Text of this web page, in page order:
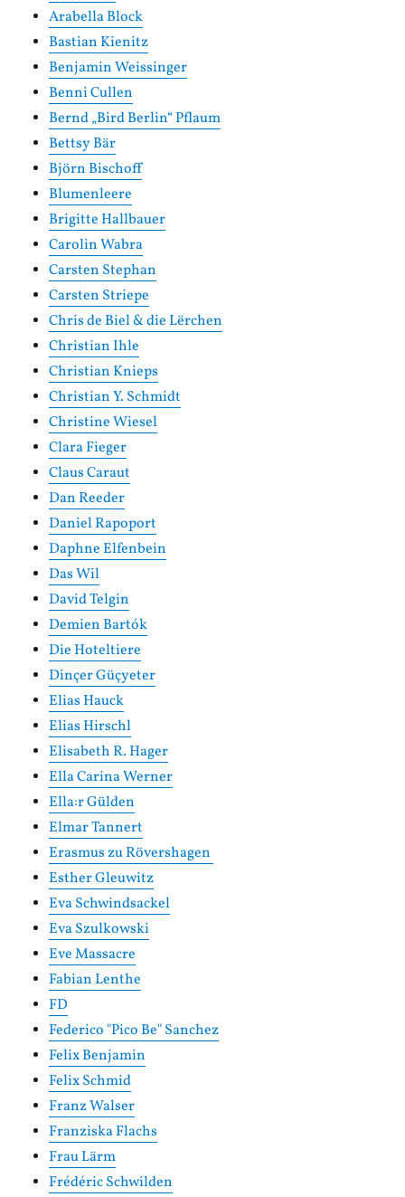
Arabella Block
Bastian Kienitz
Benjamin Weissinger
Benni Cullen
Bernd „Bird Berlin“ Pflaum
Bettsy Bär
Björn Bischoff
Blumenleere
Brigitte Hallbauer
Carolin Wabra
Carsten Stephan
Carsten Striepe
Chris de Biel & die Lërchen
Christian Ihle
Christian Knieps
Christian Y. Schmidt
Christine Wiesel
Clara Fieger
Claus Caraut
Dan Reeder
Daniel Rapoport
Daphne Elfenbein
Das Wil
David Telgin
Demien Bartók
Die Hoteltiere
Dinçer Güçyeter
Elias Hauck
Elias Hirschl
Elisabeth R. Hager
Ella Carina Werner
Ella:r Gülden
Elmar Tannert
Erasmus zu Rövershagen
Esther Gleuwitz
Eva Schwindsackel
Eva Szulkowski
Eve Massacre
Fabian Lenthe
FD
Federico "Pico Be" Sanchez
Felix Benjamin
Felix Schmid
Franz Walser
Franziska Flachs
Frau Lärm
Frédéric Schwilden